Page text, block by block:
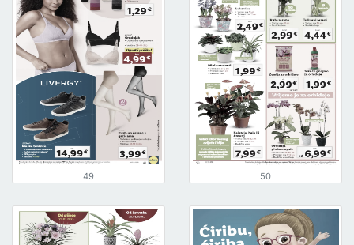
49 50